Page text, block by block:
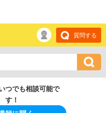
質問する
つでも相談可能で
す！